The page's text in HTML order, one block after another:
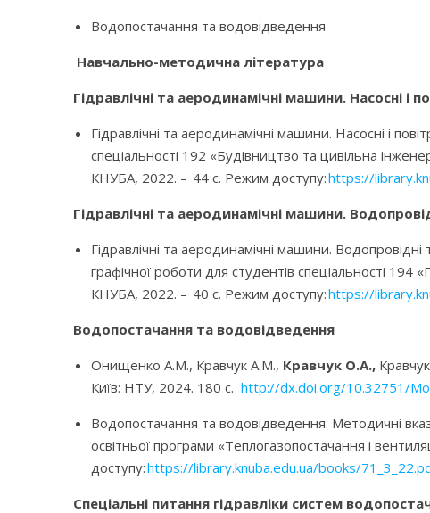
Водопостачання та водовідведення
Навчально-методична література
Гідравлічні та аеродинамічні машини. Насосні і
Гідравлічні та аеродинамічні машини. Насосні і
спеціальності 192 «Будівництво та цивільна
КНУБА, 2022. – 44 с. Режим доступу:https://
Гідравлічні та аеродинамічні машини.
Гідравлічні та аеродинамічні машини.
графічної роботи для студентів спеціальності 194
КНУБА, 2022. – 40 с. Режим доступу:https://
Водопостачання та водовідведення
Онищенко А.М., Кравчук А.М., Кравчук О.А.,
Київ: НТУ, 2024. 180 с. http://dx.doi.org/10.32751/
Водопостачання та водовідведення: Методичні
освітньої програми «Теплогазопостачання і
доступу:https://library.knuba.edu.ua/books/
Спеціальні питання гідравліки систем